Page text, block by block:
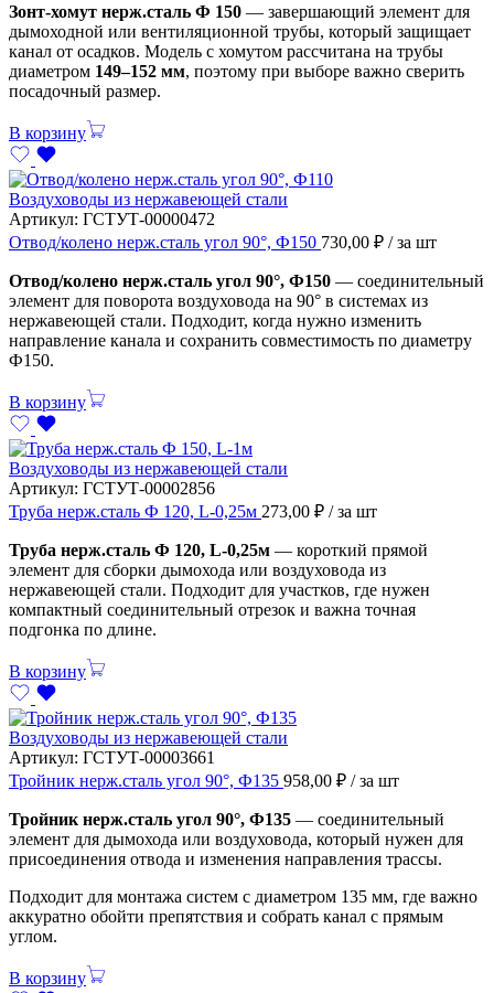
Зонт-хомут нерж.сталь Ф 150 — завершающий элемент для
дымоходной или вентиляционной трубы, который защищает
канал от осадков. Модель с хомутом рассчитана на трубы
диаметром 149–152 мм, поэтому при выборе важно сверить
посадочный размер.
В корзину
Воздуховоды из нержавеющей стали
Артикул: ГСТУТ-00000472
Отвод/колено нерж.сталь угол 90°, Ф150 730,00 ₽ / за шт
Отвод/колено нерж.сталь угол 90°, Ф150 — соединительный
элемент для поворота воздуховода на 90° в системах из
нержавеющей стали. Подходит, когда нужно изменить
направление канала и сохранить совместимость по диаметру
Ф150.
В корзину
Воздуховоды из нержавеющей стали
Артикул: ГСТУТ-00002856
Труба нерж.сталь Ф 120, L-0,25м 273,00 ₽ / за шт
Труба нерж.сталь Ф 120, L-0,25м — короткий прямой
элемент для сборки дымохода или воздуховода из
нержавеющей стали. Подходит для участков, где нужен
компактный соединительный отрезок и важна точная
подгонка по длине.
В корзину
Воздуховоды из нержавеющей стали
Артикул: ГСТУТ-00003661
Тройник нерж.сталь угол 90°, Ф135 958,00 ₽ / за шт
Тройник нерж.сталь угол 90°, Ф135 — соединительный
элемент для дымохода или воздуховода, который нужен для
присоединения отвода и изменения направления трассы.
Подходит для монтажа систем с диаметром 135 мм, где важно
аккуратно обойти препятствия и собрать канал с прямым
углом.
В корзину